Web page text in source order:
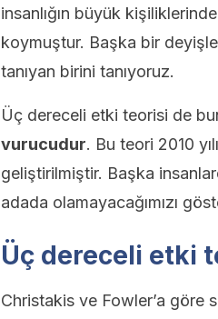
insanlığın büyük
koymuştur. Başka bir
tanıyan birini tanıyoruz.
Üç dereceli etki teorisi de
vurucudur. Bu teori 2010
geliştirilmiştir. Başka
adada olamayacağımızı
Üç dereceli etki
Christakis ve Fowler’a göre